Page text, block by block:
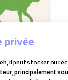
privée
il peut stocker ou
principalement